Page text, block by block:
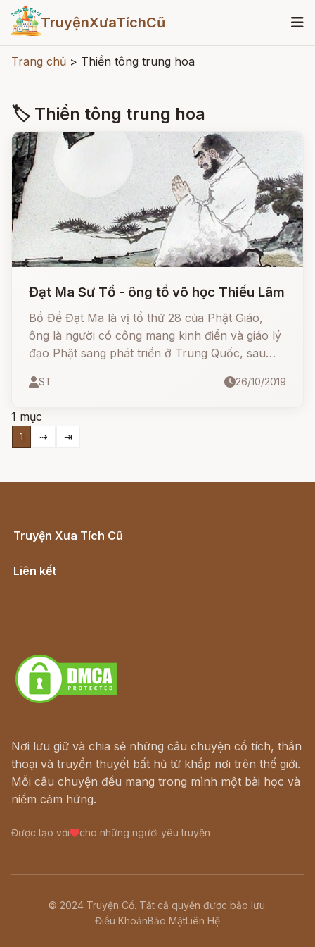
TruyệnXưaTíchCũ
Trang chủ > Thiền tông trung hoa
🏷 Thiền tông trung hoa
Đạt Ma Sư Tổ - ông tổ võ học Thiếu Lâm
Bồ Đề Đạt Ma là vị tổ thứ 28 của Phật Giáo,
ông là người có công mang kinh điển và giáo lý
đạo Phật sang phát triển ở Trung Quốc, sau
Hoa đồng thời là người sáng lập võ học Thiếu
ST 26/10/2019
1 mục
1 ⇢ ⇥
Truyện Xưa Tích Cũ
Liên kết
Nơi lưu giữ và chia sẻ những câu chuyện cổ tích, thần
thoại và truyền thuyết bất hủ từ khắp nơi trên thế giới.
Mỗi câu chuyện đều mang trong mình một bài học và
niềm cảm hứng.
Được tạo với cho những người yêu truyện
© 2024 Truyện Cổ. Tất cả quyền được bảo lưu.
Điều KhoảnBảo MậtLiên Hệ